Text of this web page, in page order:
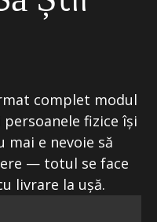
complet modul
fizice își
mai e nevoie să
— totul se face
livrare la ușă.